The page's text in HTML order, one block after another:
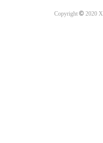
Copyright ©2020